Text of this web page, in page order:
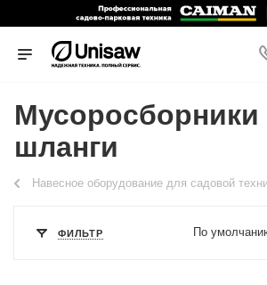
Мусоросборники
шланги
Навесное оборудование для садовой
ФИЛЬТР По